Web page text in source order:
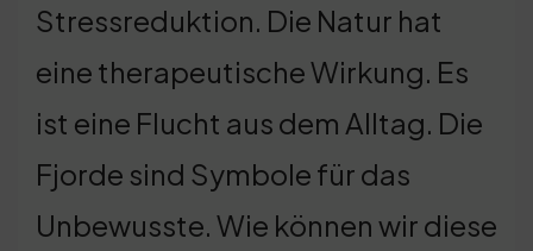
Stressreduktion. Die Natur hat
eine therapeutische Wirkung. Es
ist eine Flucht aus dem Alltag. Die
Fjorde sind Symbole für das
Unbewusste. Wie können wir diese